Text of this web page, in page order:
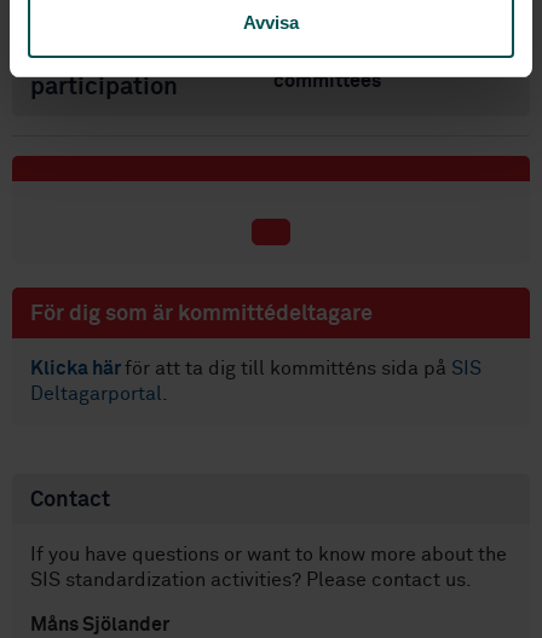
Avvisa
International
participation
5 international
committees
För dig som är kommittédeltagare
Klicka härför att ta dig till kommitténs sida på SIS
Deltagarportal
Contact
If you have questions or want to know more about the
SIS standardization activities? Please contact us.
Måns Sjölander